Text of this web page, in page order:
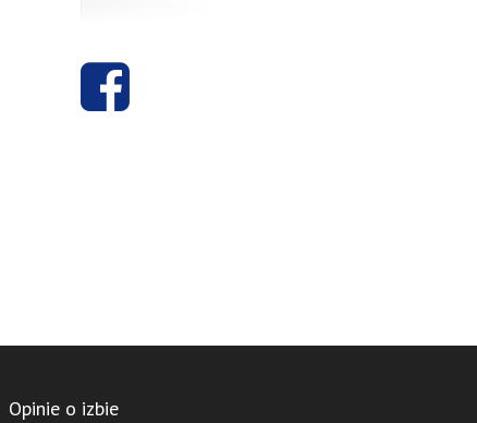
Opinie o izbie